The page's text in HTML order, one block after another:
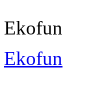
Ekofun
Ekofun